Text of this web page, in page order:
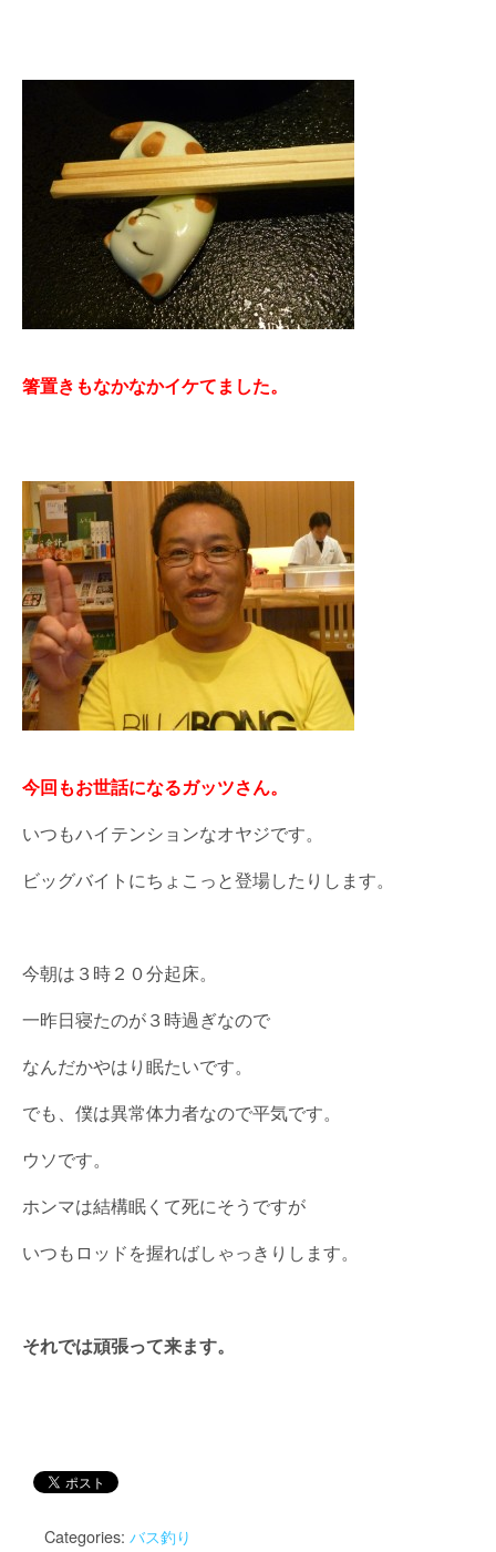
箸置きもなかなかイケてました。
今回もお世話になるガッツさん。
いつもハイテンションなオヤジです。
ビッグバイトにちょこっと登場したりします。
今朝は３時２０分起床。
一昨日寝たのが３時過ぎなので
なんだかやはり眠たいです。
でも、僕は異常体力者なので平気です。
ウソです。
ホンマは結構眠くて死にそうですが
いつもロッドを握ればしゃっきりします。
それでは頑張って来ます。
Categories: バス釣り